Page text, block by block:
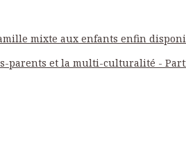
mixte aux enfants enfin
parents et la multi-culturalité -